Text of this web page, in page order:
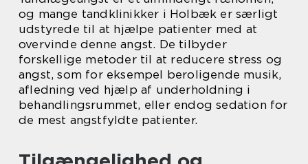
og mange tandklinikker i Holbæk er særligt
udstyrede til at hjælpe patienter med at
overvinde denne angst. De tilbyder
forskellige metoder til at reducere stress og
angst, som for eksempel beroligende musik,
afledning ved hjælp af underholdning i
behandlingsrummet, eller endog sedation for
de mest angstfyldte patienter.